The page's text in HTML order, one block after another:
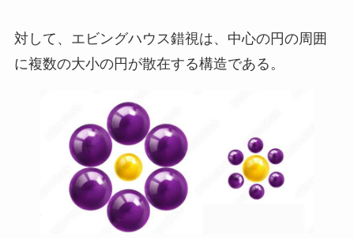
対して、エビングハウス錯視は、中心の円の周囲
に複数の大小の円が散在する構造である。